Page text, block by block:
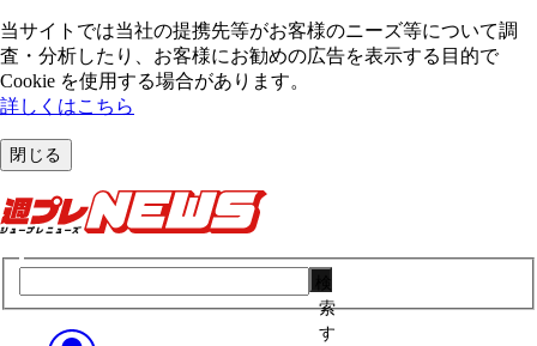
当サイトでは当社の提携先等がお客様のニーズ等について調
査・分析したり、お客様にお勧めの広告を表⽰する⽬的で
Cookie を使⽤する場合があります。
詳しくはこちら
閉じる
索
す